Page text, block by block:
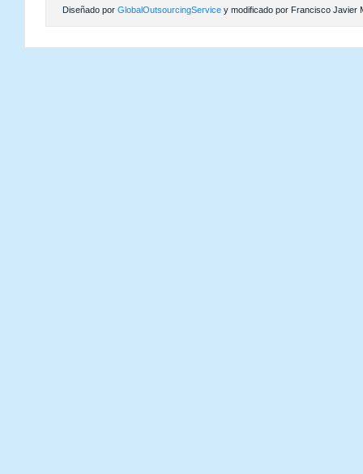
Diseñado por GlobalOutsourcingService y modificado por Francisco Javier